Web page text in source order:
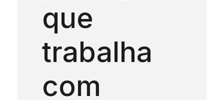
que
trabalha
com